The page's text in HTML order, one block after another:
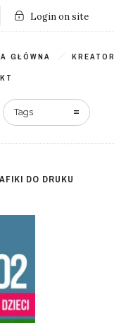
Login on site
GŁÓWNA KREATOR
Tags
DO DRUKU